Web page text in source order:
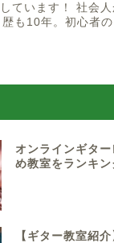
ています！ 社会
も10年。初心者
オンラインギタ
め教室をランキン
【ギター教室紹